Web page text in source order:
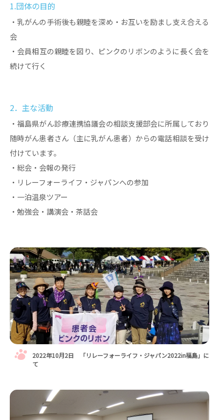
1.団体の目的
・乳がんの手術後も親睦を深め・お互いを励まし支え合える
会
・会員相互の親睦を図り、ピンクのリボンのように長く会を
続けて行く
2．主な活動
・福島県がん診療連携協議会の相談支援部会に所属しており
随時がん患者さん（主に乳がん患者）からの電話相談を受け
付けています。
・総会・会報の発行
・リレーフォーライフ・ジャパンへの参加
・一泊温泉ツアー
・勉強会・講演会・茶話会
2022年10月2日 「リレーフォーライフ・ジャパン2022in福島」に
て